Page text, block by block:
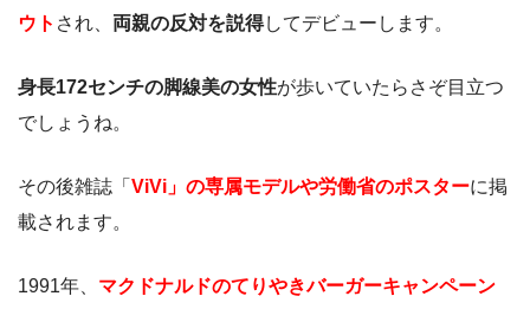
ウト され、 両親の反対を説得してデビューします。
身長172センチの脚線美の女性が歩いていたらさぞ目立つ
でしょうね。
その後雑誌「 ViVi」の専属モデルや労働省のポスターに掲
載されます。
1991年、 マクドナルドのてりやきバーガーキャンペーン